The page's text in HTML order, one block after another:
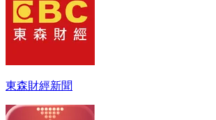
東森財經新聞